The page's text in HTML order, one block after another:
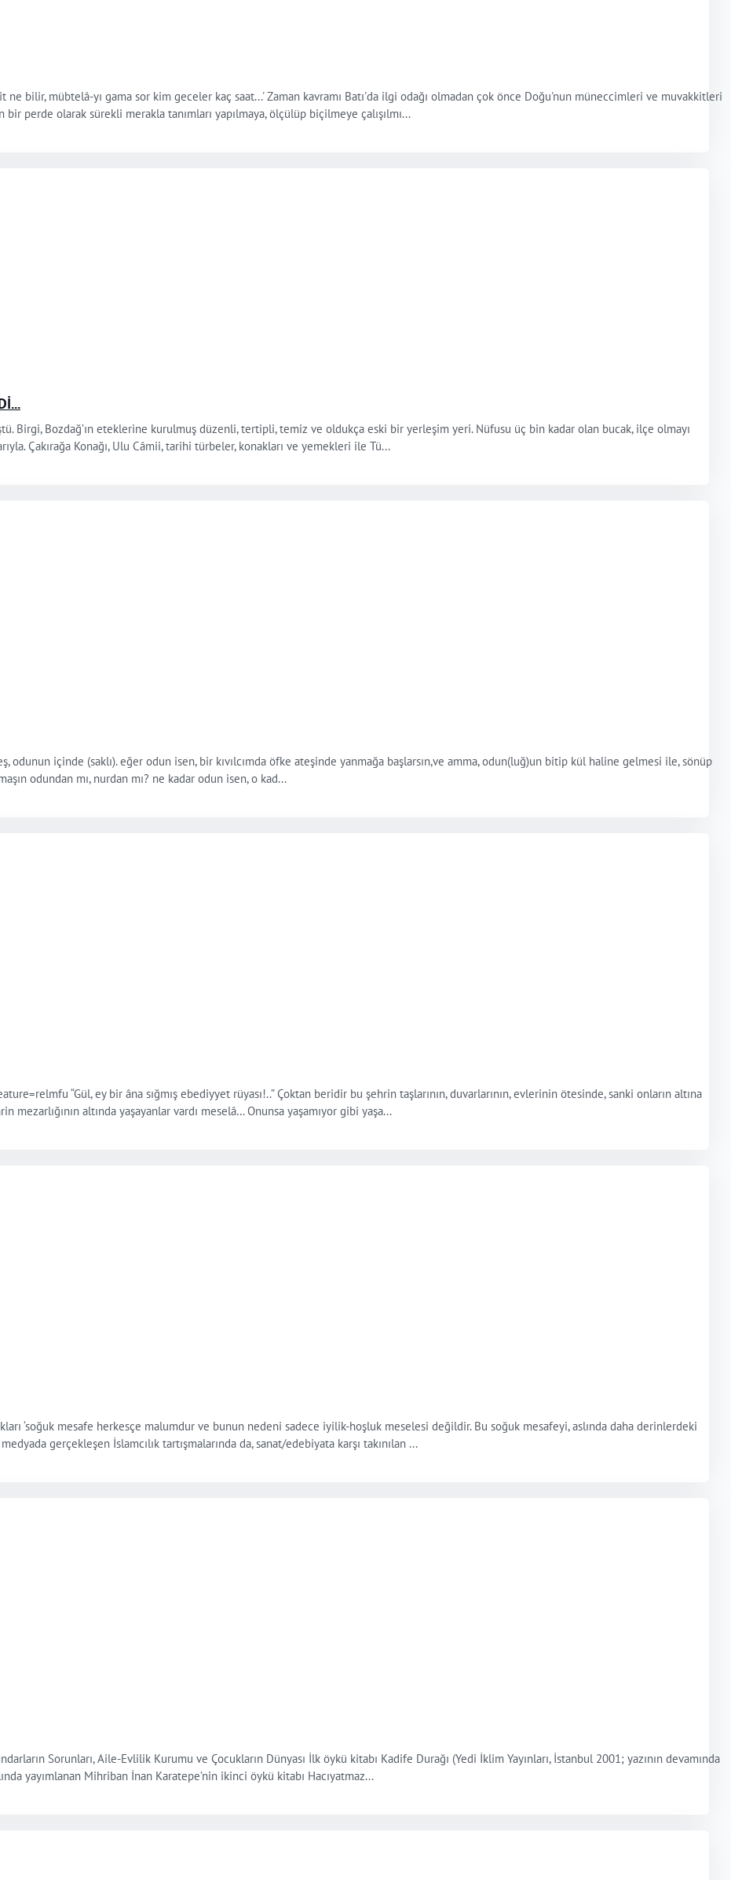
ne bilir, mübtelâ-yı gama sor kim geceler kaç saat...' Zaman kavramı Batı'da ilgi odağı olmadan çok önce Doğu'nun müneccimleri ve muvakkitleri
perde olarak sürekli merakla tanımları yapılmaya, ölçülüp biçilmeye çalışılmı...
Birgi, Bozdağ’ın eteklerine kurulmuş düzenli, tertipli, temiz ve oldukça eski bir yerleşim yeri. Nüfusu üç bin kadar olan bucak, ilçe olmayı
Çakırağa Konağı, Ulu Câmii, tarihi türbeler, konakları ve yemekleri ile Tü...
odunun içinde (saklı). eğer odun isen, bir kıvılcımda öfke ateşinde yanmağa başlarsın,ve amma, odun(luğ)un bitip kül haline gelmesi ile, sönüp
odundan mı, nurdan mı? ne kadar odun isen, o kad...
“Gül, ey bir âna sığmış ebediyyet rüyası!..” Çoktan beridir bu şehrin taşlarının, duvarlarının, evlerinin ötesinde, sanki onların altına
mezarlığının altında yaşayanlar vardı meselâ… Onunsa yaşamıyor gibi yaşa...
‘soğuk mesafe herkesçe malumdur ve bunun nedeni sadece iyilik-hoşluk meselesi değildir. Bu soğuk mesafeyi, aslında daha derinlerdeki
gerçekleşen İslamcılık tartışmalarında da, sanat/edebiyata karşı takınılan ...
Sorunları, Aile-Evlilik Kurumu ve Çocukların Dünyası İlk öykü kitabı Kadife Durağı (Yedi İklim Yayınları, İstanbul 2001; yazının devamında
yayımlanan Mihriban İnan Karatepe’nin ikinci öykü kitabı Hacıyatmaz...